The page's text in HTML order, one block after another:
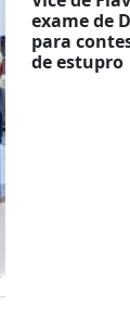
exame de
para
de estupro